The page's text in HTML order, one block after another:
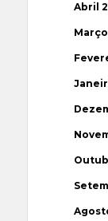
Abril